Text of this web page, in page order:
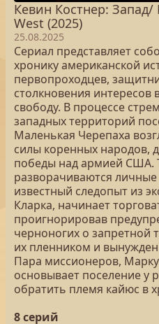
Кевин Костнер:
West (2025)
25.08.2025
Сериал представляет
хронику американской
первопроходцев,
столкновения интересов
свободу. В процессе
западных территорий
Маленькая Черепаха
силы коренных народов,
победы над армией США.
разворачиваются
известный следопыт из
Кларка, начинает
проигнорировав
черноногих о запретной
их пленником и
Пара миссионеров,
основывает поселение у
обратить племя кайюс в
8 серий